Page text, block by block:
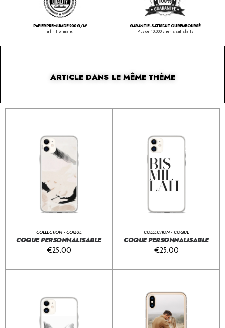
PAPIER PREMIUM DE 200 G / M²
à finition mate.
GARANTIE - SATISFAIT OU REMBOURSÉ
Plus de 10.000 clients satisfaits
ARTICLE DANS LE MÊME THÈME
COLLECTION - COQUE
COQUE PERSONNALISABLE
€25.00
COLLECTION - COQUE
COQUE PERSONNALISABLE
€25.00